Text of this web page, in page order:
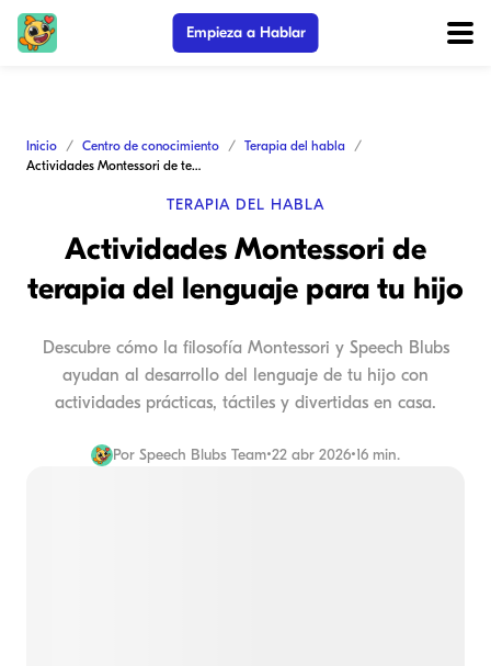
Empieza a Hablar
Inicio Centro de conocimiento
Terapia del habla
Actividades Montessori de terapia del lenguaje para tu hijo
TERAPIA DEL HABLA
Actividades Montessori de
terapia del lenguaje para tu hijo
Descubre cómo la filosofía Montessori y Speech Blubs
ayudan al desarrollo del lenguaje de tu hijo con
actividades prácticas, táctiles y divertidas en casa.
Por Speech Blubs Team•22 abr 2026•16 min.